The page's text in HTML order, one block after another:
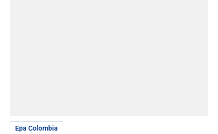
Epa Colombia